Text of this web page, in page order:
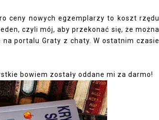
ceny nowych egzemplarzy to koszt rzędu
czyli mój, aby przekonać się, że można
na portaluGraty z chaty. W ostatnim czasie
bowiem zostały oddane mi za darmo!